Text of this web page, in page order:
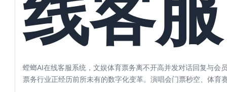
螳螂AI在线客服系统，文娱体育票务离不开高并发对话回复与会
票务行业正经历前所未有的数字化变革。演唱会门票秒空、体育